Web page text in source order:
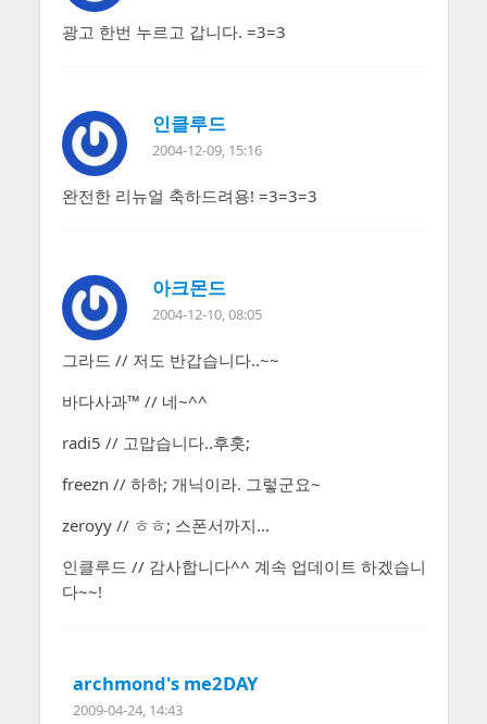
광고 한번 누르고 갑니다. =3=3
인클루드
2004-12-09, 15:16
완전한 리뉴얼 축하드려용! =3=3=3
아크몬드
2004-12-10, 08:05
그라드 // 저도 반갑습니다..~~
바다사과™ // 네~^^
radi5 // 고맙습니다..후훗;
freezn // 하하; 개닉이라. 그렇군요~
zeroyy // ㅎㅎ; 스폰서까지…
인클루드 // 감사합니다^^ 계속 업데이트 하겠습니
다~~!
archmond's me2DAY
2009-04-24, 14:43